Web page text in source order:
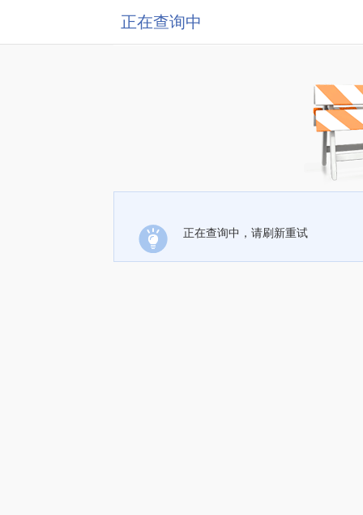
正在查询中
正在查询中，请刷新重试